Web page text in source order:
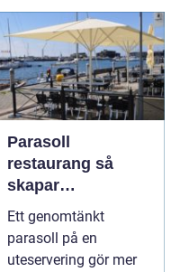
Parasoll
restaurang så
skapar
uteserveringen rätt
känsla året runt
Ett genomtänkt
parasoll på en
uteservering gör mer